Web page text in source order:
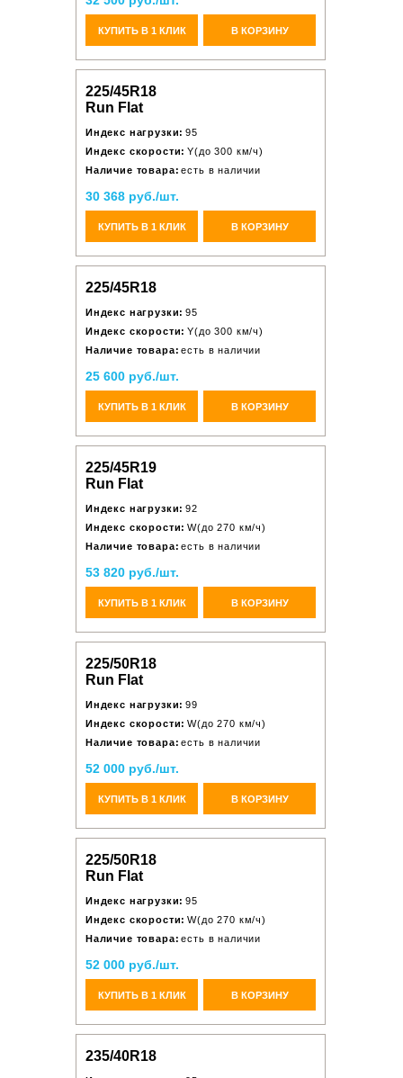
КУПИТЬ В 1 КЛИК В КОРЗИНУ
225/45R18
Run Flat
Индекс нагрузки: 95
Индекс скорости: Y(до 300 км/ч)
Наличие товара: есть в наличии
30 368 руб./шт.
КУПИТЬ В 1 КЛИК В КОРЗИНУ
225/45R18
Индекс нагрузки: 95
Индекс скорости: Y(до 300 км/ч)
Наличие товара: есть в наличии
25 600 руб./шт.
КУПИТЬ В 1 КЛИК В КОРЗИНУ
225/45R19
Run Flat
Индекс нагрузки: 92
Индекс скорости: W(до 270 км/ч)
Наличие товара: есть в наличии
53 820 руб./шт.
КУПИТЬ В 1 КЛИК В КОРЗИНУ
225/50R18
Run Flat
Индекс нагрузки: 99
Индекс скорости: W(до 270 км/ч)
Наличие товара: есть в наличии
52 000 руб./шт.
КУПИТЬ В 1 КЛИК В КОРЗИНУ
225/50R18
Run Flat
Индекс нагрузки: 95
Индекс скорости: W(до 270 км/ч)
Наличие товара: есть в наличии
52 000 руб./шт.
КУПИТЬ В 1 КЛИК В КОРЗИНУ
235/40R18